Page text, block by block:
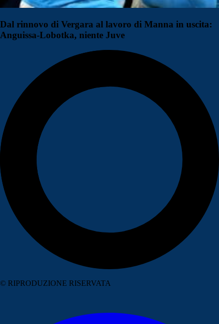
Dal rinnovo di Vergara al lavoro di Manna in uscita:
Anguissa-Lobotka, niente Juve
© RIPRODUZIONE RISERVATA